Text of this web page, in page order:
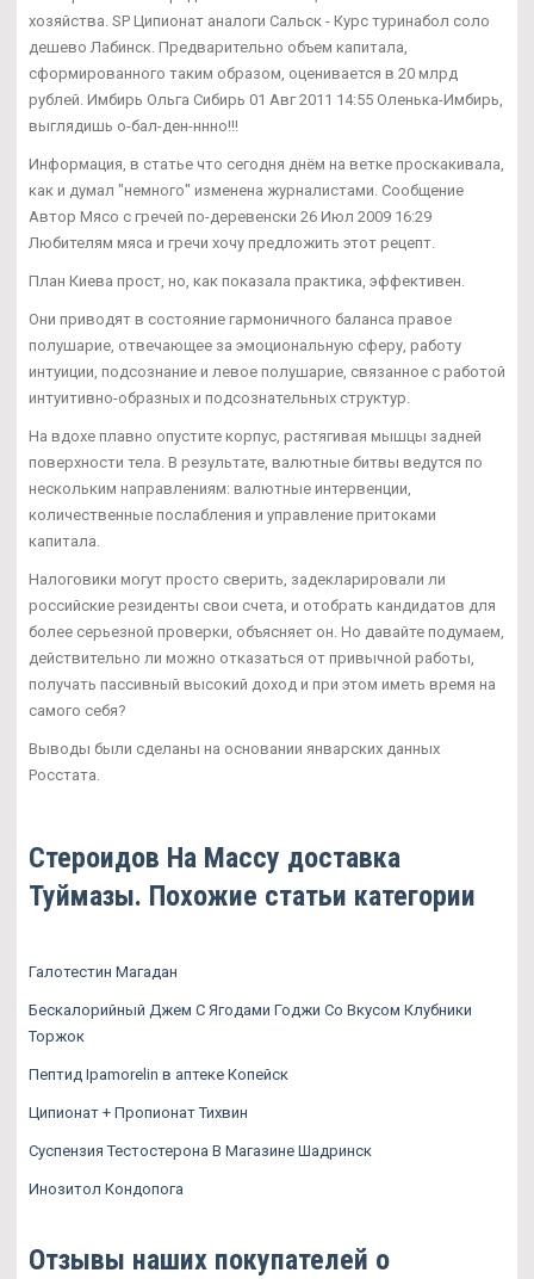
хозяйства. SP Ципионат аналоги Сальск - Курс туринабол соло
дешево Лабинск. Предварительно объем капитала,
сформированного таким образом, оценивается в 20 млрд
рублей. Имбирь Ольга Сибирь 01 Авг 2011 14:55 Оленька-Имбирь,
выглядишь о-бал-ден-ннно!!!
Информация, в статье что сегодня днём на ветке проскакивала,
как и думал "немного" изменена журналистами. Сообщение
Автор Мясо с гречей по-деревенски 26 Июл 2009 16:29
Любителям мяса и гречи хочу предложить этот рецепт.
План Киева прост, но, как показала практика, эффективен.
Они приводят в состояние гармоничного баланса правое
полушарие, отвечающее за эмоциональную сферу, работу
интуиции, подсознание и левое полушарие, связанное с работой
интуитивно-образных и подсознательных структур.
На вдохе плавно опустите корпус, растягивая мышцы задней
поверхности тела. В результате, валютные битвы ведутся по
нескольким направлениям: валютные интервенции,
количественные послабления и управление притоками
капитала.
Налоговики могут просто сверить, задекларировали ли
российские резиденты свои счета, и отобрать кандидатов для
более серьезной проверки, объясняет он. Но давайте подумаем,
действительно ли можно отказаться от привычной работы,
получать пассивный высокий доход и при этом иметь время на
самого себя?
Выводы были сделаны на основании январских данных
Росстата.
Стероидов На Массу доставка
Туймазы. Похожие статьи категории
Галотестин Магадан
Бескалорийный Джем С Ягодами Годжи Со Вкусом Клубники
Торжок
Пептид Ipamorelin в аптеке Копейск
Ципионат + Пропионат Тихвин
Суспензия Тестостерона В Магазине Шадринск
Инозитол Кондопога
Отзывы наших покупателей о